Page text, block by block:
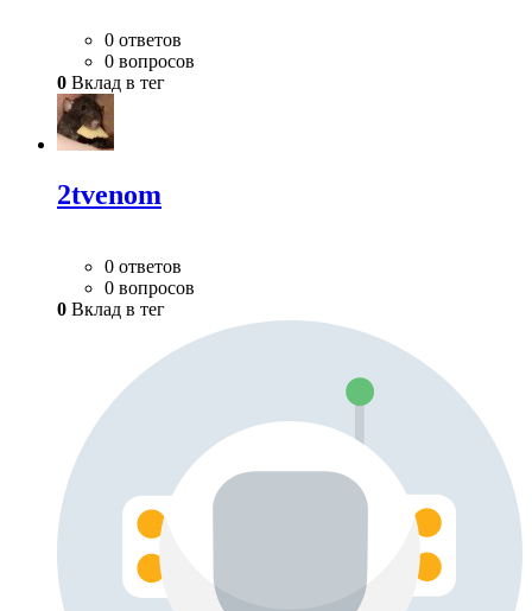
0 ответов
0 вопросов
0 Вклад в тег
2tvenom
0 ответов
0 вопросов
0 Вклад в тег